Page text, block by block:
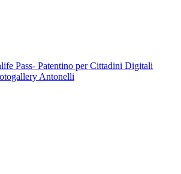
Pass- Patentino per Cittadini Digitali
Antonelli